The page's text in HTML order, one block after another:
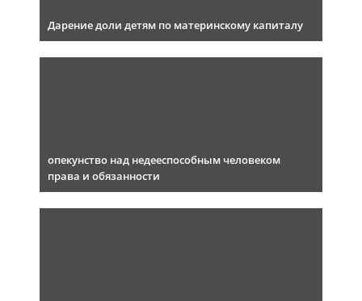
Дарение доли детям по материнскому капиталу
опекунство над недееспособным человеком
права и обязанности